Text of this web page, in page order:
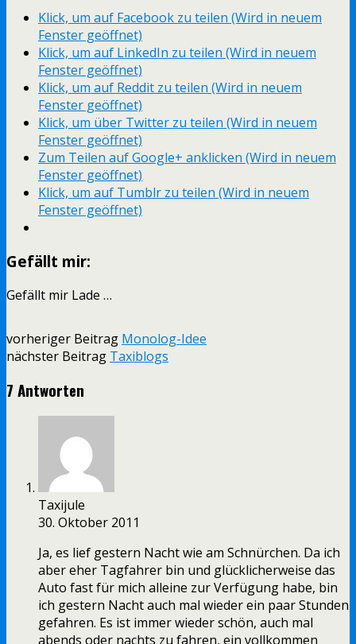
Klick, um auf Facebook zu teilen (Wird in neuem
Fenster geöffnet)
Klick, um auf LinkedIn zu teilen (Wird in neuem
Fenster geöffnet)
Klick, um auf Reddit zu teilen (Wird in neuem
Fenster geöffnet)
Klick, um über Twitter zu teilen (Wird in neuem
Fenster geöffnet)
Zum Teilen auf Google+ anklicken (Wird in neuem
Fenster geöffnet)
Klick, um auf Tumblr zu teilen (Wird in neuem
Fenster geöffnet)
Gefällt mir:
Gefällt mir Lade …
vorheriger Beitrag Monolog-Idee
nächster Beitrag Taxiblogs
7 Antworten
Taxijule
30. Oktober 2011
Ja, es lief gestern Nacht wie am Schnürchen. Da ich
aber eher Tagfahrer bin und glücklicherweise das
Auto fast für mich alleine zur Verfügung habe, bin
ich gestern Nacht auch mal wieder ein paar Stunden
gefahren. Es ist immer wieder schön, auch mal
abends oder nachts zu fahren, ein vollkommen